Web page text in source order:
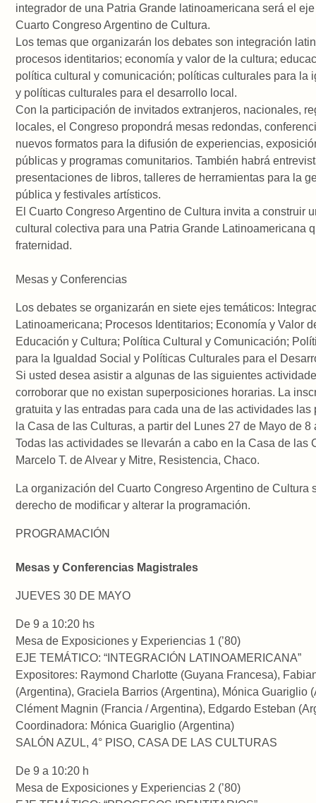
integrador de una Patria Grande latinoamericana será el
Cuarto Congreso Argentino de Cultura.
Los temas que organizarán los debates son integración
procesos identitarios; economía y valor de la cultura;
política cultural y comunicación; políticas culturales para la
y políticas culturales para el desarrollo local.
Con la participación de invitados extranjeros, nacionales,
locales, el Congreso propondrá mesas redondas,
nuevos formatos para la difusión de experiencias,
públicas y programas comunitarios. También habrá
presentaciones de libros, talleres de herramientas para la
pública y festivales artísticos.
El Cuarto Congreso Argentino de Cultura invita a construir
cultural colectiva para una Patria Grande Latinoamericana
fraternidad.
Mesas y Conferencias
Los debates se organizarán en siete ejes temáticos:
Latinoamericana; Procesos Identitarios; Economía y Valor
Educación y Cultura; Política Cultural y Comunicación;
para la Igualdad Social y Políticas Culturales para el
Si usted desea asistir a algunas de las siguientes
corroborar que no existan superposiciones horarias. La
gratuita y las entradas para cada una de las actividades las
la Casa de las Culturas, a partir del Lunes 27 de Mayo de 8
Todas las actividades se llevarán a cabo en la Casa de las
Marcelo T. de Alvear y Mitre, Resistencia, Chaco.
La organización del Cuarto Congreso Argentino de Cultura
derecho de modificar y alterar la programación.
PROGRAMACIÓN
Mesas y Conferencias Magistrales
JUEVES 30 DE MAYO
De 9 a 10:20 hs
Mesa de Exposiciones y Experiencias 1 (’80)
EJE TEMÁTICO: “INTEGRACIÓN LATINOAMERICANA”
Expositores: Raymond Charlotte (Guyana Francesa),
(Argentina), Graciela Barrios (Argentina), Mónica Guariglio
Clément Magnin (Francia / Argentina), Edgardo Esteban
Coordinadora: Mónica Guariglio (Argentina)
SALÓN AZUL, 4° PISO, CASA DE LAS CULTURAS
De 9 a 10:20 h
Mesa de Exposiciones y Experiencias 2 (’80)